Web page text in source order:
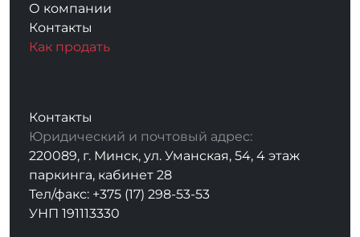
О компании
Контакты
Как продать
Контакты
Юридический и почтовый адрес:
220089, г. Минск, ул. Уманская, 54, 4 этаж
паркинга, кабинет 28
Тел/факс: +375 (17) 298-53-53
УНП 191113330